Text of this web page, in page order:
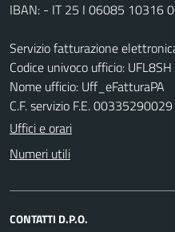
IBAN: - IT 25 I 06085 10316
Servizio fatturazione
Codice univoco ufficio: UFL8SH
Nome ufficio: Uff_eFatturaPA
C.F. servizio F.E. 00335290029
Uffici e orari
Numeri utili
CONTATTI D.P.O.